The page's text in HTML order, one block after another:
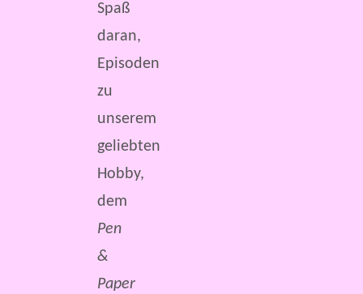
Spaß
daran,
Episoden
zu
unserem
geliebten
Hobby,
dem
Pen
&
Paper